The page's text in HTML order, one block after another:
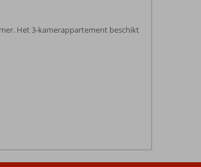
Het 3-kamerappartement beschikt